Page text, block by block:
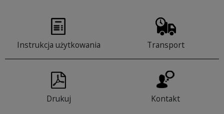
Instrukcja użytkowania Transport
Drukuj Kontakt